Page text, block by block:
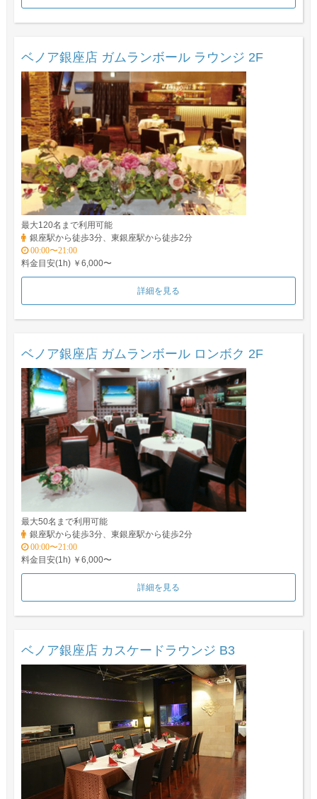
ベノア銀座店 ガムランボール ラウンジ 2F
最大120名まで利用可能
銀座駅から徒歩3分、東銀座駅から徒歩2分
00:00〜21:00
料金目安(1h) ￥6,000〜
詳細を見る
ベノア銀座店 ガムランボール ロンボク 2F
最大50名まで利用可能
銀座駅から徒歩3分、東銀座駅から徒歩2分
00:00〜21:00
料金目安(1h) ￥6,000〜
詳細を見る
ベノア銀座店 カスケードラウンジ B3